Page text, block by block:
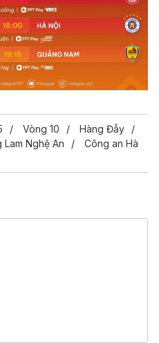
Vòng 10
Hàng Đẫy
Lam Nghệ An
Công an Hà